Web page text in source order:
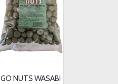
GO NUTS WASABI